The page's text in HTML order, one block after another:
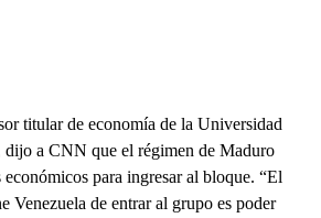
titular de economía de la Universidad
dijo a CNN que el régimen de Maduro
para ingresar al bloque. “El
Venezuela de entrar al grupo es poder